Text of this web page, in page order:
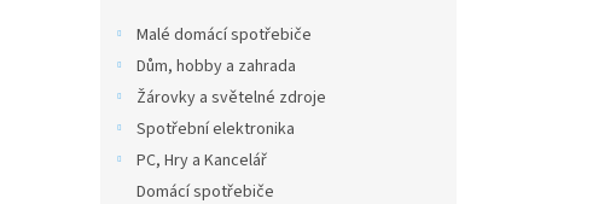
Malé domácí spotřebiče
Dům, hobby a zahrada
Žárovky a světelné zdroje
Spotřební elektronika
PC, Hry a Kancelář
Domácí spotřebiče